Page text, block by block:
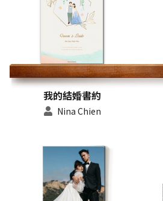
我的結婚書約
Nina Chien